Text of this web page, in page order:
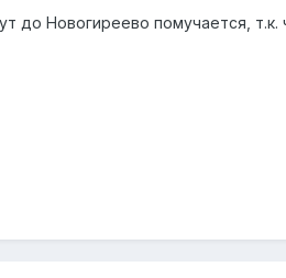
до Новогиреево помучается, т.к.